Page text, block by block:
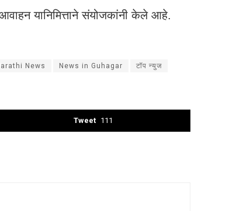
यानिमित्ताने संयोजकांनी केले आहे.
News News in Guhagar टॉप न्युज
Tweet 111